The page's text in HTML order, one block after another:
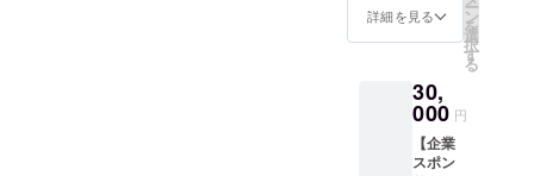
できま
2022年
12月か
ら1年間
です。
ポン
サーと
してお
掲載さ
せてい
ただき
ます。
お礼の
詳細を見る ー
ン
を
選
択
す
る
30,
000 円
【企業
スポン